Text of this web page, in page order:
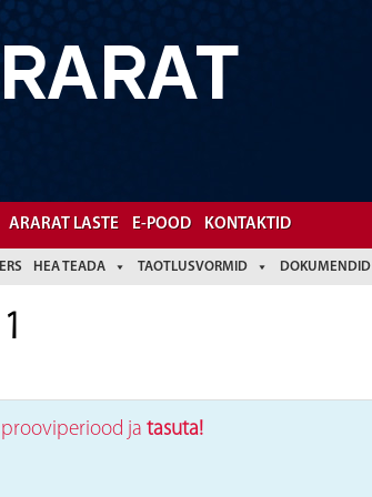
ARARAT LASTE E-POOD KONTAKTID
HEA TEADA TAOTLUSVORMID DOKUMENDID
ja tasuta!